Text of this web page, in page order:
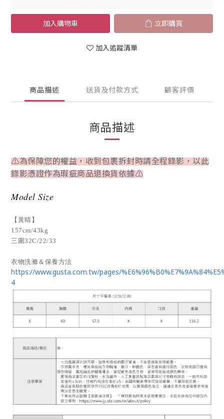
加入購物車 立即購買
加入追蹤清單
商品描述 送貨及付款方式 顧客評價
商品描述
⚠為保障您的權益，收到包裹拆封時請全程錄影，以此
錄影憑證作為瑕疵商品退換貨依據⚠
Model Size
【黃晴】
157cm/43kg
三圍32C/22/33
衣物洗滌＆保養方法
https://www.gusta.com.tw/pages/
4